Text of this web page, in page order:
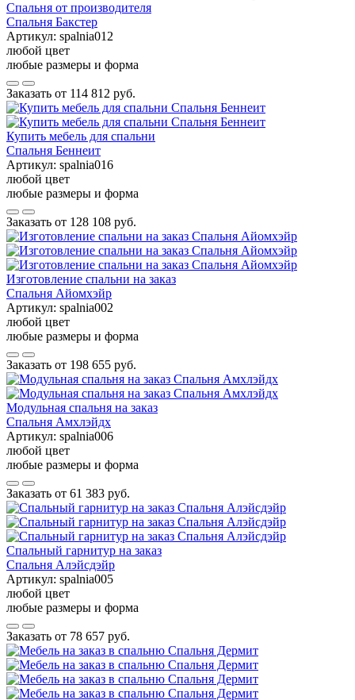
Спальня от производителя
Спальня Бакстер
Артикул: spalnia012
любой цвет
любые размеры и форма
Заказать от 114 812 руб.
Купить мебель для спальни
Спальня Беннеит
Артикул: spalnia016
любой цвет
любые размеры и форма
Заказать от 128 108 руб.
Изготовление спальни на заказ
Спальня Айомхэйр
Артикул: spalnia002
любой цвет
любые размеры и форма
Заказать от 198 655 руб.
Модульная спальня на заказ
Спальня Амхлэйдх
Артикул: spalnia006
любой цвет
любые размеры и форма
Заказать от 61 383 руб.
Спальный гарнитур на заказ
Спальня Алэйсдэйр
Артикул: spalnia005
любой цвет
любые размеры и форма
Заказать от 78 657 руб.